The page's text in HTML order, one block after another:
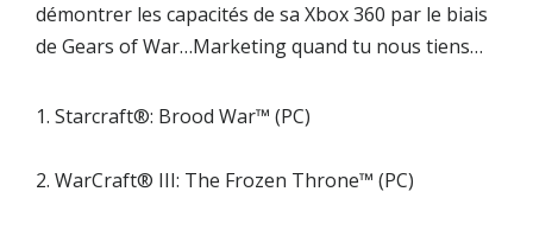
démontrer les capacités de sa Xbox 360 par le biais
de Gears of War…Marketing quand tu nous tiens…
1. Starcraft®: Brood War™ (PC)
2. WarCraft® III: The Frozen Throne™ (PC)